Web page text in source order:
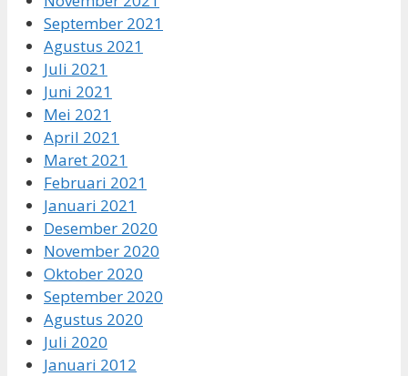
September 2021
Agustus 2021
Juli 2021
Juni 2021
Mei 2021
April 2021
Maret 2021
Februari 2021
Januari 2021
Desember 2020
November 2020
Oktober 2020
September 2020
Agustus 2020
Juli 2020
Januari 2012